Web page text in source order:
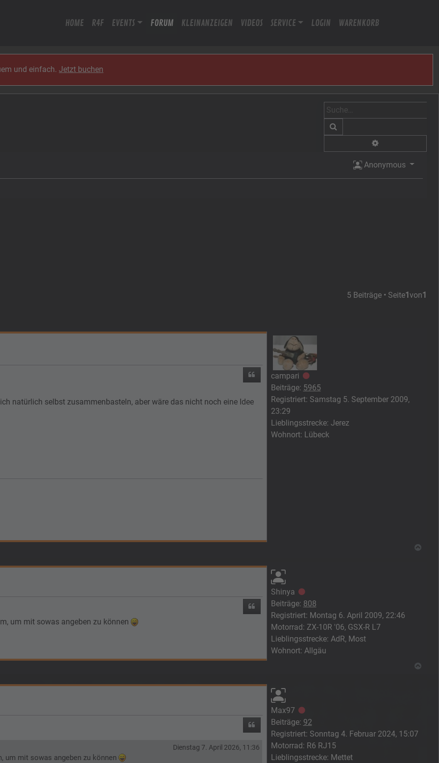
HOME R4F EVENTS FORUM KLEINANZEIGEN VIDEOS SERVICE LOGIN WARENKORB
und einfach.Jetzt buchen
Anonymous
5 Beiträge • Seite1von1
campari Offline
Beiträge: 5965
Registriert: Samstag 5. September 2009,
23:29
Lieblingsstrecke: Jerez
Wohnort: Lübeck
Zitieren
natürlich selbst zusammenbasteln, aber wäre das nicht noch eine Idee
Shinya Offline
Beiträge: 808
Registriert: Montag 6. April 2009, 22:46
Motorrad: ZX-10R '06, GSX-R L7
Lieblingsstrecke: AdR, Most
Wohnort: Allgäu
Zitieren
um mit sowas angeben zu können
Max97 Offline
Beiträge: 92
Registriert: Sonntag 4. Februar 2024, 15:07
Motorrad: R6 RJ15
Lieblingsstrecke: Mettet
Zitieren
Dienstag 7. April 2026, 11:36
um mit sowas angeben zu können